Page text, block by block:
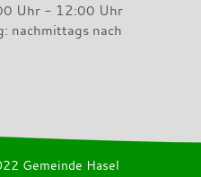
Uhr - 12:00 Uhr
nachmittags nach
Gemeinde Hasel